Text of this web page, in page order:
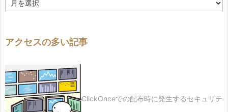
歴
アクセスの多い記事
ClickOnceでの配布時に発生するセキュリテ